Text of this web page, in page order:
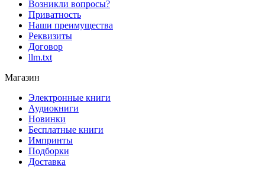
Возникли вопросы?
Приватность
Наши преимущества
Реквизиты
Договор
llm.txt
Магазин
Электронные книги
Аудиокниги
Новинки
Бесплатные книги
Импринты
Подборки
Доставка